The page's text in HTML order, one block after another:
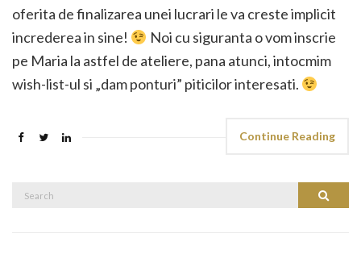
oferita de finalizarea unei lucrari le va creste implicit
increderea in sine!
Noi cu siguranta o vom inscrie
pe Maria la astfel de ateliere, pana atunci, intocmim
wish-list-ul si „dam ponturi” piticilor interesati.
Continue Reading
Search